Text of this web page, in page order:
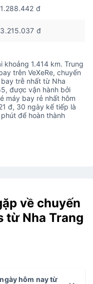
1.288.442 đ
3.215.037 đ
khoảng 1.414 km. Trung
trên VeXeRe, chuyến
trễ nhất từ Nha
được vận hành bởi
máy bay rẻ nhất hôm
đ, 30 ngày kế tiếp là
để hoàn thành
về chuyến
từ Nha Trang
hôm nay từ